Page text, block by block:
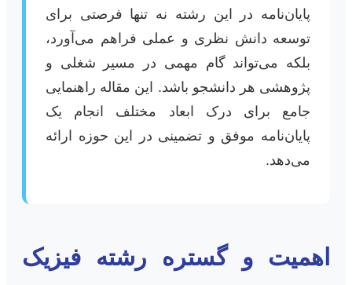
پایان‌نامه در این رشته نه تنها فرصتی برای
توسعه دانش نظری و عملی فراهم می‌آورد،
بلکه می‌تواند گام مهمی در مسیر شغلی و
پژوهشی هر دانشجو باشد. این مقاله راهنمایی
جامع برای درک ابعاد مختلف انجام یک
پایان‌نامه موفق و تضمینی در این حوزه ارائه
می‌دهد.
اهمیت و گستره رشته فیزیک